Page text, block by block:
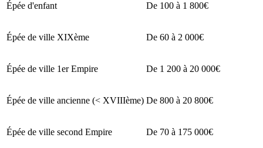
Épée d'enfant De 100 à 1 800€
Épée de ville XIXème De 60 à 2 000€
Épée de ville 1er Empire De 1 200 à 20 000€
Épée de ville ancienne (< XVIIIème) De 800 à 20 800€
Épée de ville second Empire De 70 à 175 000€